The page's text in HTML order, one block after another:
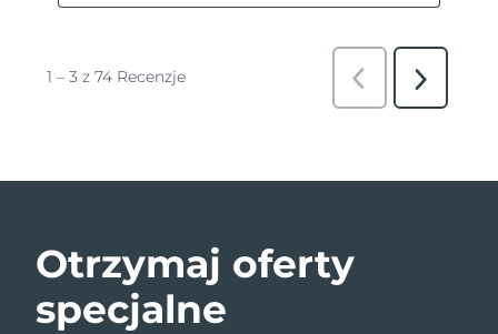
Otrzymaj oferty
specjalne